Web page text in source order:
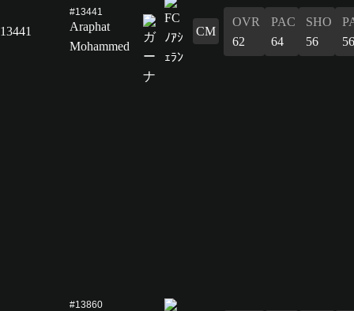
13441
#13441
Araphat
Mohammed
CM
OVR
62
PAC
64
SHO
56
56
#13860